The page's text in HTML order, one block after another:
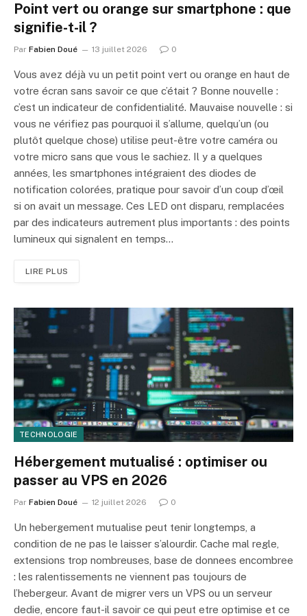
Point vert ou orange sur smartphone : que
signifie-t-il ?
Par Fabien Doué 13 juillet 2026 0
Vous avez déjà vu un petit point vert ou orange en haut de
votre écran sans savoir ce que c’était ? Bonne nouvelle :
c’est un indicateur de confidentialité. Mauvaise nouvelle : si
vous ne vérifiez pas pourquoi il s’allume, quelqu’un (ou
plutôt quelque chose) utilise peut-être votre caméra ou
votre micro sans que vous le sachiez. Il y a quelques
années, les smartphones intégraient des diodes de
notification colorées, pratique pour savoir d’un coup d’œil
si on avait un message. Ces LED ont disparu, remplacées
par des indicateurs autrement plus importants : des points
lumineux qui signalent en temps…
LIRE PLUS
TECHNOLOGIE
Hébergement mutualisé : optimiser ou
passer au VPS en 2026
Par Fabien Doué 12 juillet 2026 0
Un hebergement mutualise peut tenir longtemps, a
condition de ne pas le laisser s’alourdir. Cache mal regle,
extensions trop nombreuses, base de donnees encombree
: les ralentissements ne viennent pas toujours de
l’hebergeur. Avant de migrer vers un VPS ou un serveur
dedie, encore faut-il savoir ce qui peut etre optimise et ce